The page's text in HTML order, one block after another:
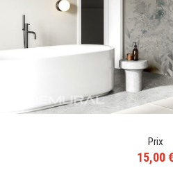
Prix
15,00 €